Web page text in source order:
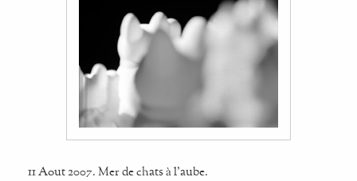
11 Aout 2007. Mer de chats à l'aube.